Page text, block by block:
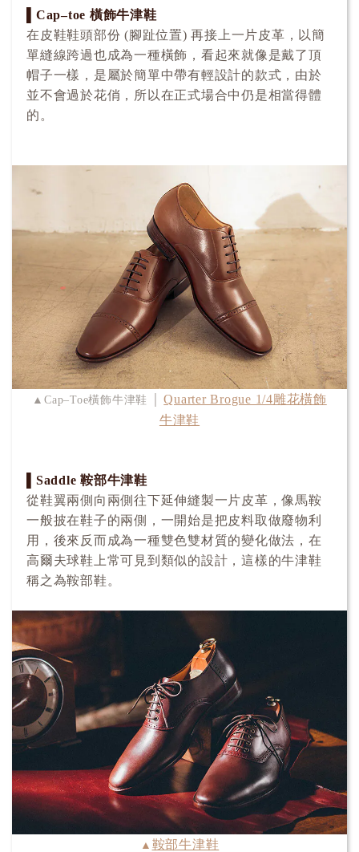
▌Cap–toe 橫飾牛津鞋
在皮鞋鞋頭部份 (腳趾位置) 再接上一片皮革，以簡
單縫線跨過也成為一種橫飾，看起來就像是戴了頂
帽子一樣，是屬於簡單中帶有輕設計的款式，由於
並不會過於花俏，所以在正式場合中仍是相當得體
的。
▲Cap–Toe橫飾牛津鞋 │Quarter Brogue 1/4雕花橫飾
牛津鞋
▌Saddle 鞍部牛津鞋
從鞋翼兩側向兩側往下延伸縫製一片皮革，像馬鞍
一般披在鞋子的兩側，一開始是把皮料取做廢物利
用，後來反而成為一種雙色雙材質的變化做法，在
高爾夫球鞋上常可見到類似的設計，這樣的牛津鞋
稱之為鞍部鞋。
▲ 鞍部牛津鞋